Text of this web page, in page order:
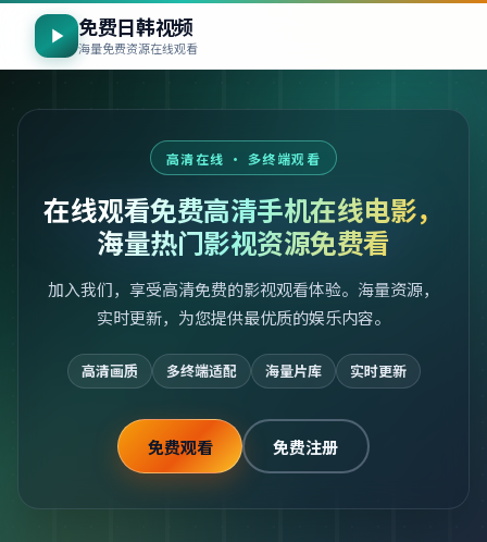
免费日韩视频
海量免费资源在线观看
高清在线 · 多终端观看
在线观看免费高清手机在线电影，
海量热门影视资源免费看
加入我们，享受高清免费的影视观看体验。海量资源，
实时更新，为您提供最优质的娱乐内容。
高清画质 多终端适配 海量片库 实时更新
免费观看 免费注册